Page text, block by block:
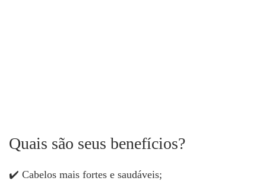
Quais são seus benefícios?
✔️ Cabelos mais fortes e saudáveis;